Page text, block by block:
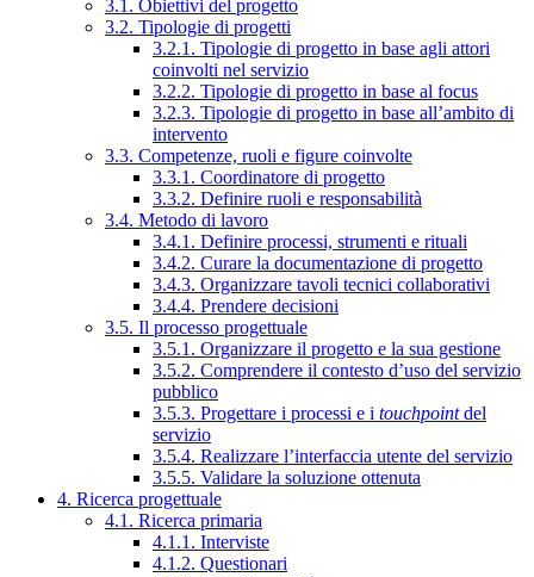
3.1. Obiettivi del progetto
3.2. Tipologie di progetti
3.2.1. Tipologie di progetto in base agli attori
coinvolti nel servizio
3.2.2. Tipologie di progetto in base al focus
3.2.3. Tipologie di progetto in base all’ambito di
intervento
3.3. Competenze, ruoli e figure coinvolte
3.3.1. Coordinatore di progetto
3.3.2. Definire ruoli e responsabilità
3.4. Metodo di lavoro
3.4.1. Definire processi, strumenti e rituali
3.4.2. Curare la documentazione di progetto
3.4.3. Organizzare tavoli tecnici collaborativi
3.4.4. Prendere decisioni
3.5. Il processo progettuale
3.5.1. Organizzare il progetto e la sua gestione
3.5.2. Comprendere il contesto d’uso del servizio
pubblico
3.5.3. Progettare i processi e i touchpointdel
servizio
3.5.4. Realizzare l’interfaccia utente del servizio
3.5.5. Validare la soluzione ottenuta
4. Ricerca progettuale
4.1. Ricerca primaria
4.1.1. Interviste
4.1.2. Questionari